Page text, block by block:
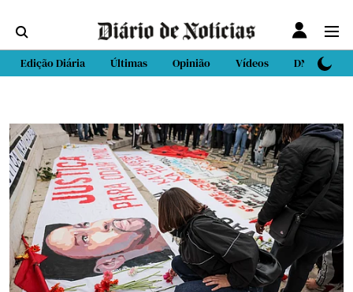
Edição Diária Últimas Opinião Vídeos DN Sport